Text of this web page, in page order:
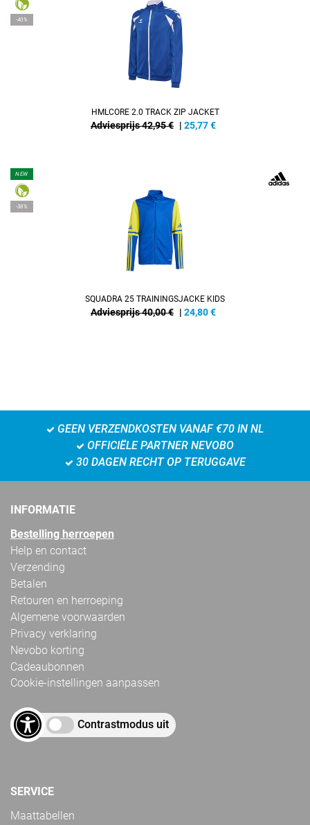
-40%
HMLCORE 2.0 TRACK ZIP JACKET
Adviesprijs 42,95 € | 25,77€
NEW
-38%
SQUADRA 25 TRAININGSJACKE KIDS
Adviesprijs 40,00 € | 24,80€
GEEN VERZENDKOSTEN VANAF €70 IN NL
OFFICIËLE PARTNER NEVOBO
30 DAGEN RECHT OP TERUGGAVE
INFORMATIE
Bestelling herroepen
Help en contact
Verzending
Betalen
Retouren en herroeping
Algemene voorwaarden
Privacy verklaring
Nevobo korting
Cadeaubonnen
Cookie-instellingen aanpassen
Contrastmodus uit
SERVICE
Maattabellen